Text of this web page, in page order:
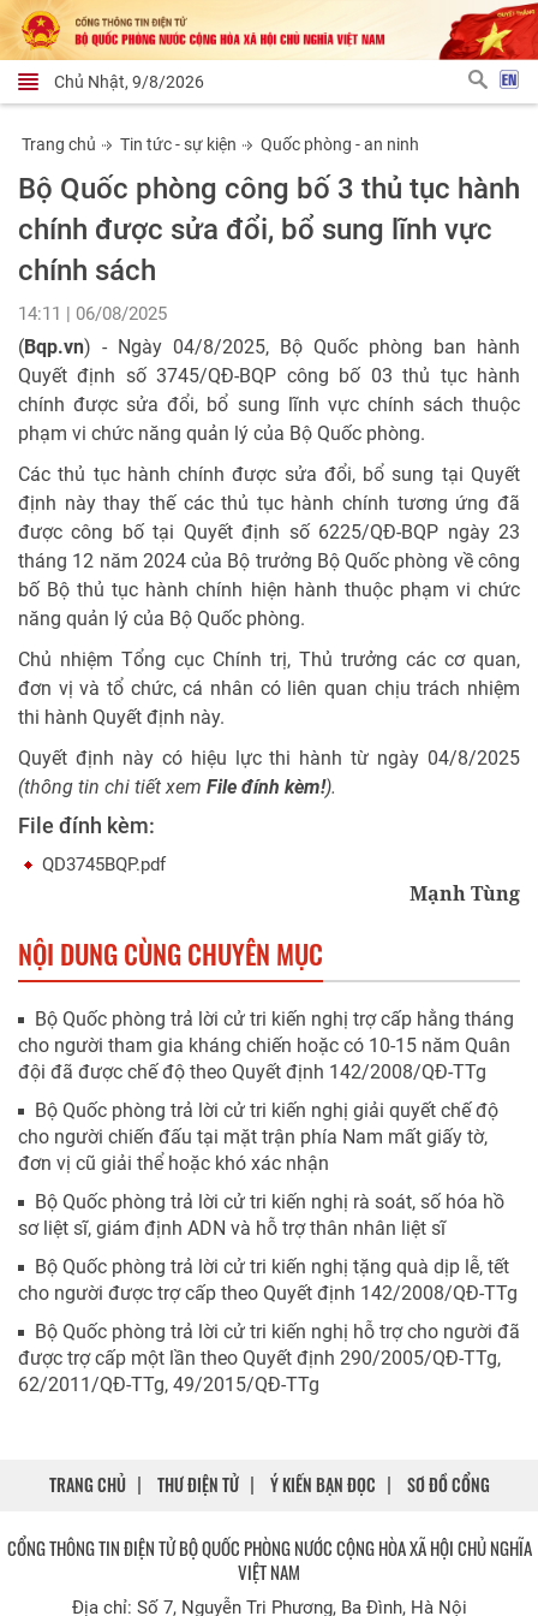
Chủ Nhật, 9/8/2026
Trang chủ Tin tức - sự kiện Quốc phòng - an ninh
Bộ Quốc phòng công bố 3 thủ tục hành
chính được sửa đổi, bổ sung lĩnh vực
chính sách
14:11 | 06/08/2025
(Bqp.vn) - Ngày 04/8/2025, Bộ Quốc phòng ban hành
Quyết định số 3745/QĐ-BQP công bố 03 thủ tục hành
chính được sửa đổi, bổ sung lĩnh vực chính sách thuộc
phạm vi chức năng quản lý của Bộ Quốc phòng.
Các thủ tục hành chính được sửa đổi, bổ sung tại Quyết
định này thay thế các thủ tục hành chính tương ứng đã
được công bố tại Quyết định số 6225/QĐ-BQP ngày 23
tháng 12 năm 2024 của Bộ trưởng Bộ Quốc phòng về công
bố Bộ thủ tục hành chính hiện hành thuộc phạm vi chức
năng quản lý của Bộ Quốc phòng.
Chủ nhiệm Tổng cục Chính trị, Thủ trưởng các cơ quan,
đơn vị và tổ chức, cá nhân có liên quan chịu trách nhiệm
thi hành Quyết định này.
Quyết định này có hiệu lực thi hành từ ngày 04/8/2025
(thông tin chi tiết xem File đính kèm!).
File đính kèm:
QD3745BQP.pdf
Mạnh Tùng
NỘI DUNG CÙNG CHUYÊN MỤC
Bộ Quốc phòng trả lời cử tri kiến nghị trợ cấp hằng tháng
cho người tham gia kháng chiến hoặc có 10-15 năm Quân
đội đã được chế độ theo Quyết định 142/2008/QĐ-TTg
Bộ Quốc phòng trả lời cử tri kiến nghị giải quyết chế độ
cho người chiến đấu tại mặt trận phía Nam mất giấy tờ,
đơn vị cũ giải thể hoặc khó xác nhận
Bộ Quốc phòng trả lời cử tri kiến nghị rà soát, số hóa hồ
sơ liệt sĩ, giám định ADN và hỗ trợ thân nhân liệt sĩ
Bộ Quốc phòng trả lời cử tri kiến nghị tặng quà dịp lễ, tết
cho người được trợ cấp theo Quyết định 142/2008/QĐ-TTg
Bộ Quốc phòng trả lời cử tri kiến nghị hỗ trợ cho người đã
được trợ cấp một lần theo Quyết định 290/2005/QĐ-TTg,
62/2011/QĐ-TTg, 49/2015/QĐ-TTg
TRANG CHỦ THƯ ĐIỆN TỬ Ý KIẾN BẠN ĐỌC SƠ ĐỒ CỔNG
CỔNG THÔNG TIN ĐIỆN TỬ BỘ QUỐC PHÒNG NƯỚC CỘNG HÒA XÃ HỘI CHỦ NGHĨA
VIỆT NAM
Địa chỉ: Số 7, Nguyễn Tri Phương, Ba Đình, Hà Nội